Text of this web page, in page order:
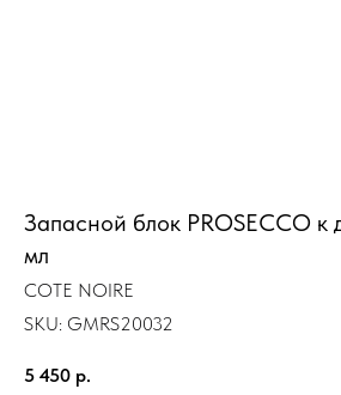
Запасной блок PROSECCO к
мл
COTE NOIRE
SKU: GMRS20032
5 450 р.